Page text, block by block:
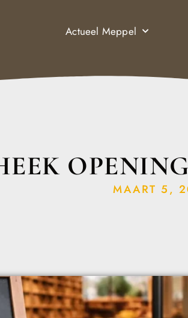
Actueel Meppel
MAART 5,